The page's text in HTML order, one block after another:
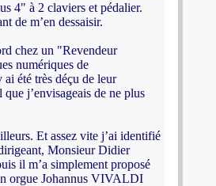
4" à 2 claviers et pédalier.
de m’en dessaisir.
chez un "Revendeur
numériques de
ai été très déçu de leur
j’envisageais de ne plus
Et assez vite j’ai identifié
Monsieur Didier
il m’a simplement proposé
orgue Johannus VIVALDI